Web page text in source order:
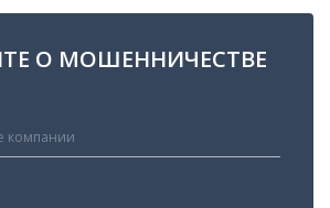
О МОШЕННИЧЕСТВЕ